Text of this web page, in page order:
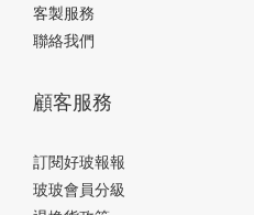
客製服務
聯絡我們
顧客服務
訂閱好玻報報
玻玻會員分級